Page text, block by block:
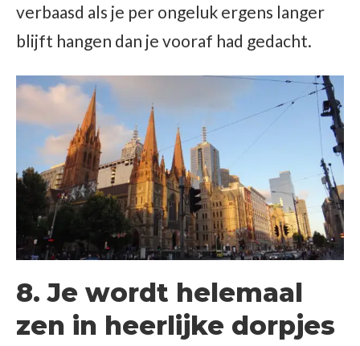
verbaasd als je per ongeluk ergens langer
blijft hangen dan je vooraf had gedacht.
8. Je wordt helemaal
zen in heerlijke dorpjes